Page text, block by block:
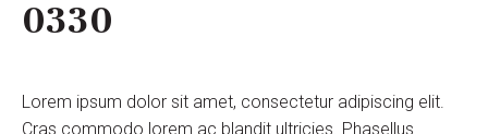
0330
Lorem ipsum dolor sit amet, consectetur adipiscing elit.
Cras commodo lorem ac blandit ultricies. Phasellus